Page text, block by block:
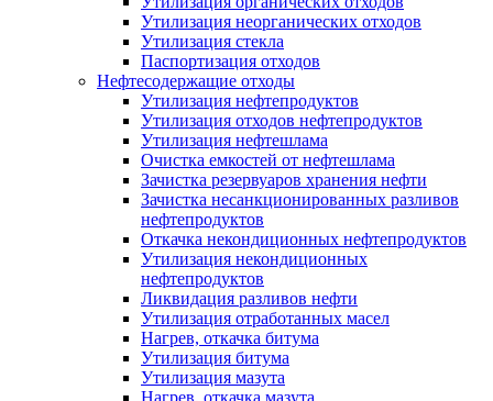
Утилизация неорганических отходов
Утилизация стекла
Паспортизация отходов
Нефтесодержащие отходы
Утилизация нефтепродуктов
Утилизация отходов нефтепродуктов
Утилизация нефтешлама
Очистка емкостей от нефтешлама
Зачистка резервуаров хранения нефти
Зачистка несанкционированных разливов
нефтепродуктов
Откачка некондиционных нефтепродуктов
Утилизация некондиционных
нефтепродуктов
Ликвидация разливов нефти
Утилизация отработанных масел
Нагрев, откачка битума
Утилизация битума
Утилизация мазута
Нагрев, откачка мазута